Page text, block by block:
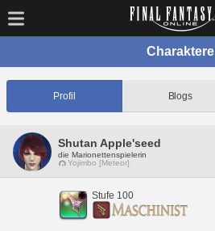
Charaktere
Profil Blogs
Shutan Apple'seed
die Marionettenspielerin
Yojimbo [Meteor]
Stufe 100